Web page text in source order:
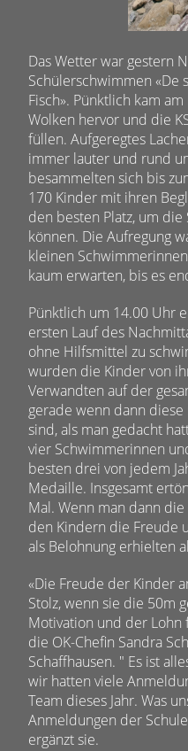
Das Wetter war gestern
Schülerschwimmen «De
Fisch». Pünktlich kam
Wolken hervor und die
füllen. Aufgeregtes
immer lauter und rund
besammelten sich bis
170 Kinder mit ihren
den besten Platz, um
können. Die Aufregung
kleinen
kaum erwarten, bis es
Pünktlich um 14.00 Uhr
ersten Lauf des
ohne Hilfsmittel zu
wurden die Kinder von
Verwandten auf der
gerade wenn dann
sind, als man gedacht
vier Schwimmerinnen
besten drei von jedem
Medaille. Insgesamt
Mal. Wenn man dann
den Kindern die Freude
als Belohnung erhielten
«Die Freude der Kinder
Stolz, wenn sie die 50m
Motivation und der Lohn
die OK-Chefin Sandra
Schaffhausen. " Es ist
wir hatten viele
Team dieses Jahr. Was
Anmeldungen der
ergänzt sie.